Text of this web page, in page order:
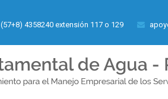
(57+8) 4358240 extensión 117 o 129